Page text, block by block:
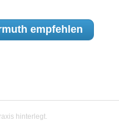
empfehlen
hinterlegt.